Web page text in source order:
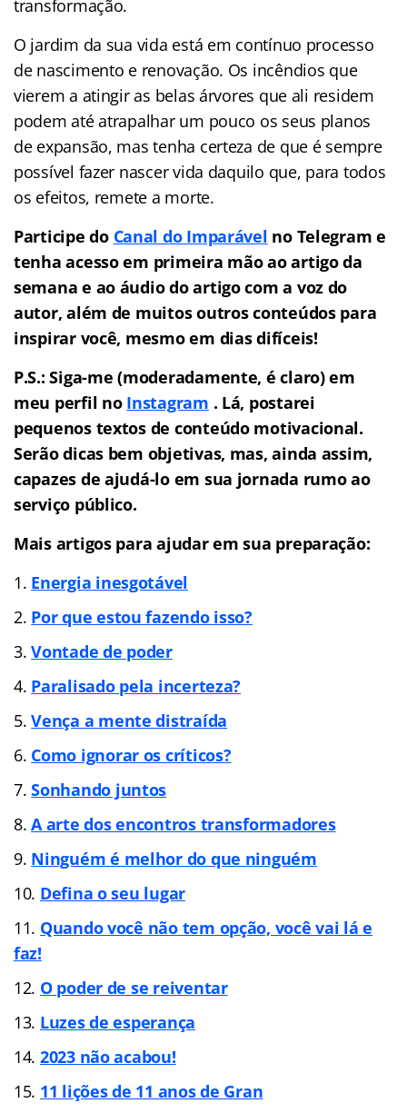
transformação.
O jardim da sua vida está em contínuo processo
de nascimento e renovação. Os incêndios que
vierem a atingir as belas árvores que ali residem
podem até atrapalhar um pouco os seus planos
de expansão, mas tenha certeza de que é sempre
possível fazer nascer vida daquilo que, para todos
os efeitos, remete a morte.
Participe do Canal do Imparável no Telegram e
tenha acesso em primeira mão ao artigo da
semana e ao áudio do artigo com a voz do
autor, além de muitos outros conteúdos para
inspirar você, mesmo em dias difíceis!
P.S.: Siga-me (moderadamente, é claro) em
meu perfil no Instagram . Lá, postarei
pequenos textos de conteúdo motivacional.
Serão dicas bem objetivas, mas, ainda assim,
capazes de ajudá-lo em sua jornada rumo ao
serviço público.
Mais artigos para ajudar em sua preparação:
Energia inesgotável
Por que estou fazendo isso?
Vontade de poder
Paralisado pela incerteza?
Vença a mente distraída
Como ignorar os críticos?
Sonhando juntos
A arte dos encontros transformadores
Ninguém é melhor do que ninguém
Defina o seu lugar
Quando você não tem opção, você vai lá e
faz!
O poder de se reiventar
Luzes de esperança
2023 não acabou!
11 lições de 11 anos de Gran